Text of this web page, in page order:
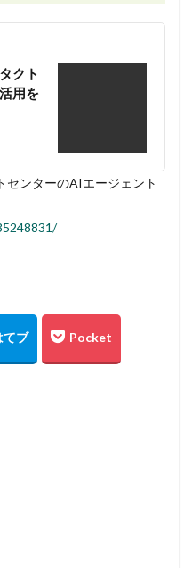
クト
用を
センターのAIエージェント